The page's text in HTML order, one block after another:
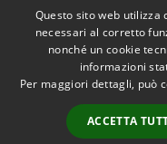
Accessibilità
Questo sito web
necessari al corretto
nonché un cookie
informazioni
Per maggiori dettagli, può
ACCETTA